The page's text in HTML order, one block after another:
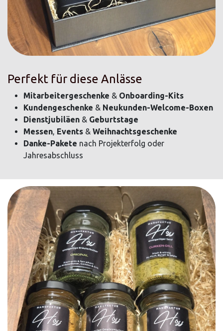
Perfekt für diese Anlässe
Mitarbeitergeschenke & Onboarding-Kits
Kundengeschenke & Neukunden-Welcome-Boxen
Dienstjubiläen & Geburtstage
Messen, Events & Weihnachtsgeschenke
Danke-Pakete nach Projekterfolg oder
Jahresabschluss